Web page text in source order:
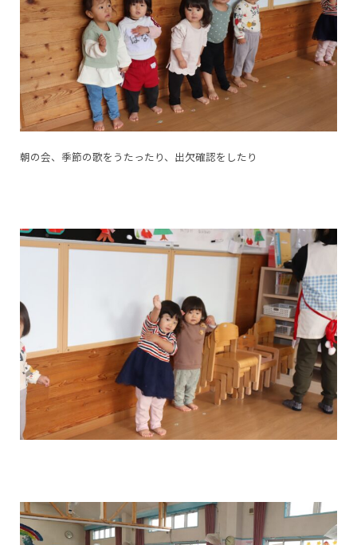
朝の会、季節の歌をうたったり、出欠確認をしたり